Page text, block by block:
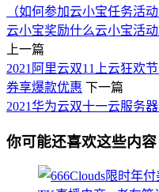
（如何参加云小宝任务活动
云小宝奖励什么云小宝活
上一篇
2021阿里云双11上云狂欢
券享爆款优惠 下一篇
2021华为云双十一云服务
你可能还喜欢这些内容